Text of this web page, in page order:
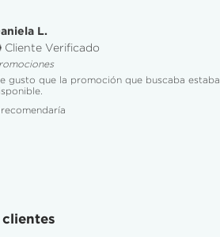
L.
Cliente Verificado
gusto que la promoción que buscaba estaba